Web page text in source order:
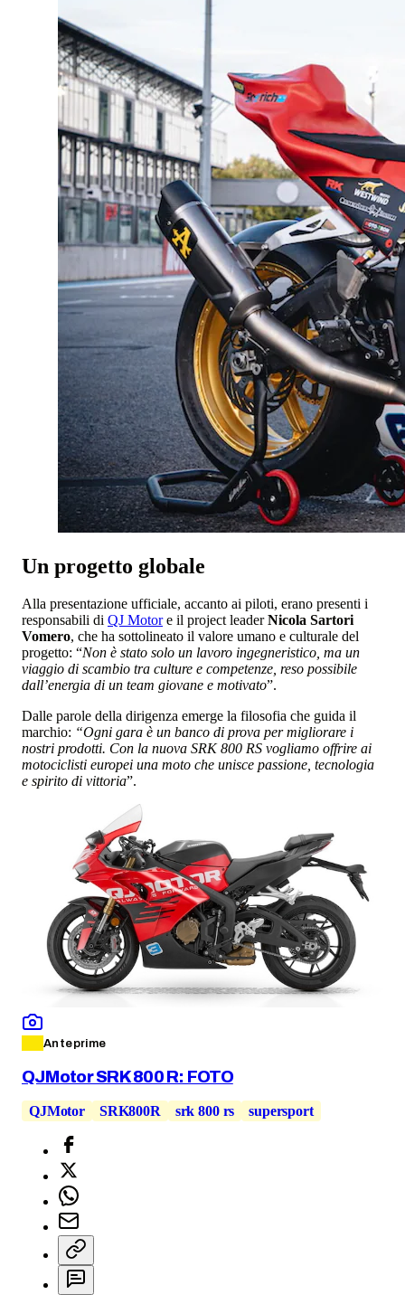
Un progetto globale
Alla presentazione ufficiale, accanto ai piloti, erano presenti i
responsabili di QJ Motore il project leaderNicola Sartori
Vomero, che ha sottolineato il valore umano e culturale del
progetto: “Non è stato solo un lavoro ingegneristico, ma un
viaggio di scambio tra culture e competenze, reso possibile
dall’energia di un team giovane e motivato”.
Dalle parole della dirigenza emerge la filosofia che guida il
marchio: “Ogni gara è un banco di prova per migliorare i
nostri prodotti. Con la nuova SRK 800 RS vogliamo offrire ai
motociclisti europei una moto che unisce passione, tecnologia
e spirito di vittoria”.
Anteprime
QJMotor SRK 800 R: FOTO
QJMotor SRK800R srk 800 rs supersport